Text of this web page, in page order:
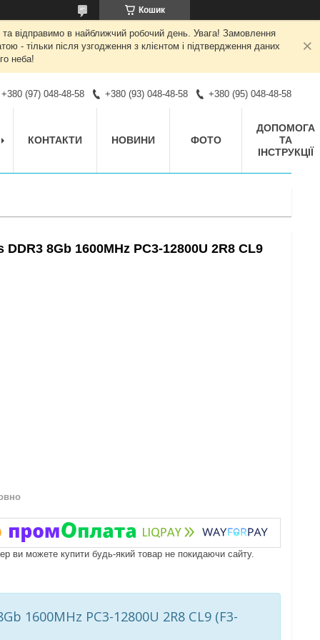
Кошик
відправимо в найближчий робочий день. Увага! Замовлення
- тільки після узгодження з клієнтом і підтвердження даних
неба!
+380 (97) 048-48-58 +380 (93) 048-48-58 +380 (95) 048-48-58
КОНТАКТИ НОВИНИ ФОТО
ДОПОМОГА
ТА
ІНСТРУКЦІЇ
8Gb 1600MHz PC3-12800U 2R8 CL9
ви можете купити будь-який товар не покидаючи сайту.
1600MHz PC3-12800U 2R8 CL9 (F3-